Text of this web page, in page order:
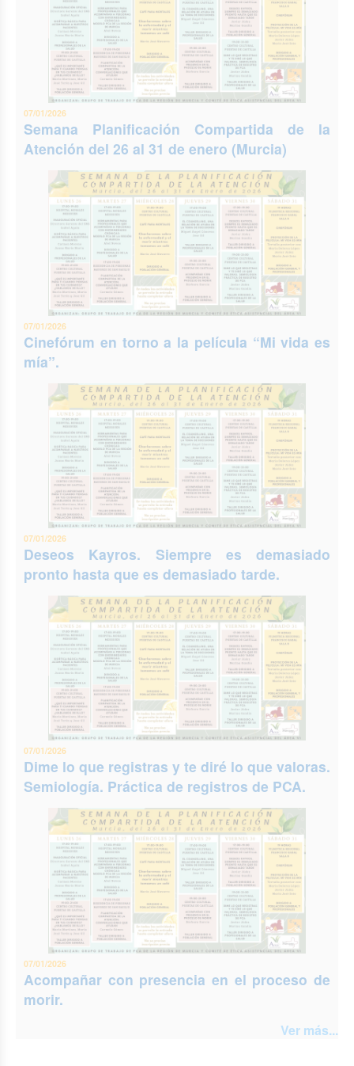
07/01/2026
Semana Planificación Compartida de la
Atención del 26 al 31 de enero (Murcia)
07/01/2026
Cinefórum en torno a la película “Mi vida es
mía”.
07/01/2026
Deseos Kayros. Siempre es demasiado
pronto hasta que es demasiado tarde.
07/01/2026
Dime lo que registras y te diré lo que valoras.
Semiología. Práctica de registros de PCA.
07/01/2026
Acompañar con presencia en el proceso de
morir.
Ver más...